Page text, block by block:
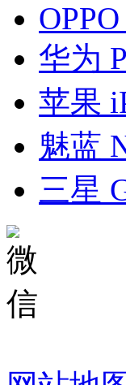
华为
苹果
魅蓝
三星